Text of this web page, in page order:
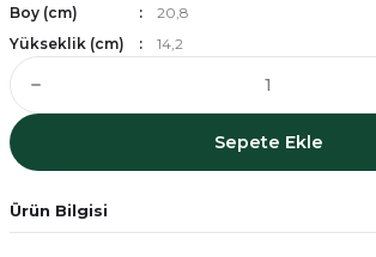
Boy (cm)
20,8
Yükseklik (cm)
14,2
Sepete Ekle
Ürün Bilgisi